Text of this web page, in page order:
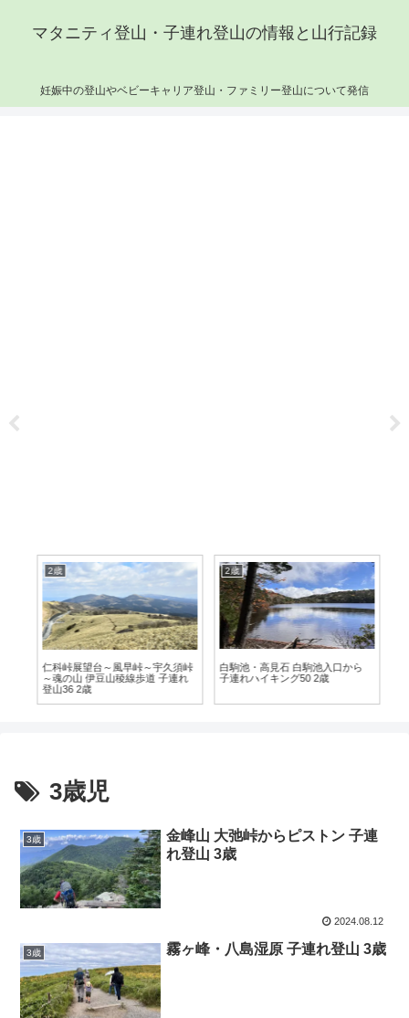
マタニティ登山・子連れ登山の情報と山行記録
妊娠中の登山やベビーキャリア登山・ファミリー登山について発信
2歳
仁科峠展望台～風早峠～宇久須峠
～魂の山 伊豆山稜線歩道 子連れ
登山36 2歳
2歳
白駒池・高見石 白駒池入口から
子連れハイキング50 2歳
3歳児
3歳
金峰山 大弛峠からピストン 子連
れ登山 3歳
2024.08.12
3歳 霧ヶ峰・八島湿原 子連れ登山 3歳